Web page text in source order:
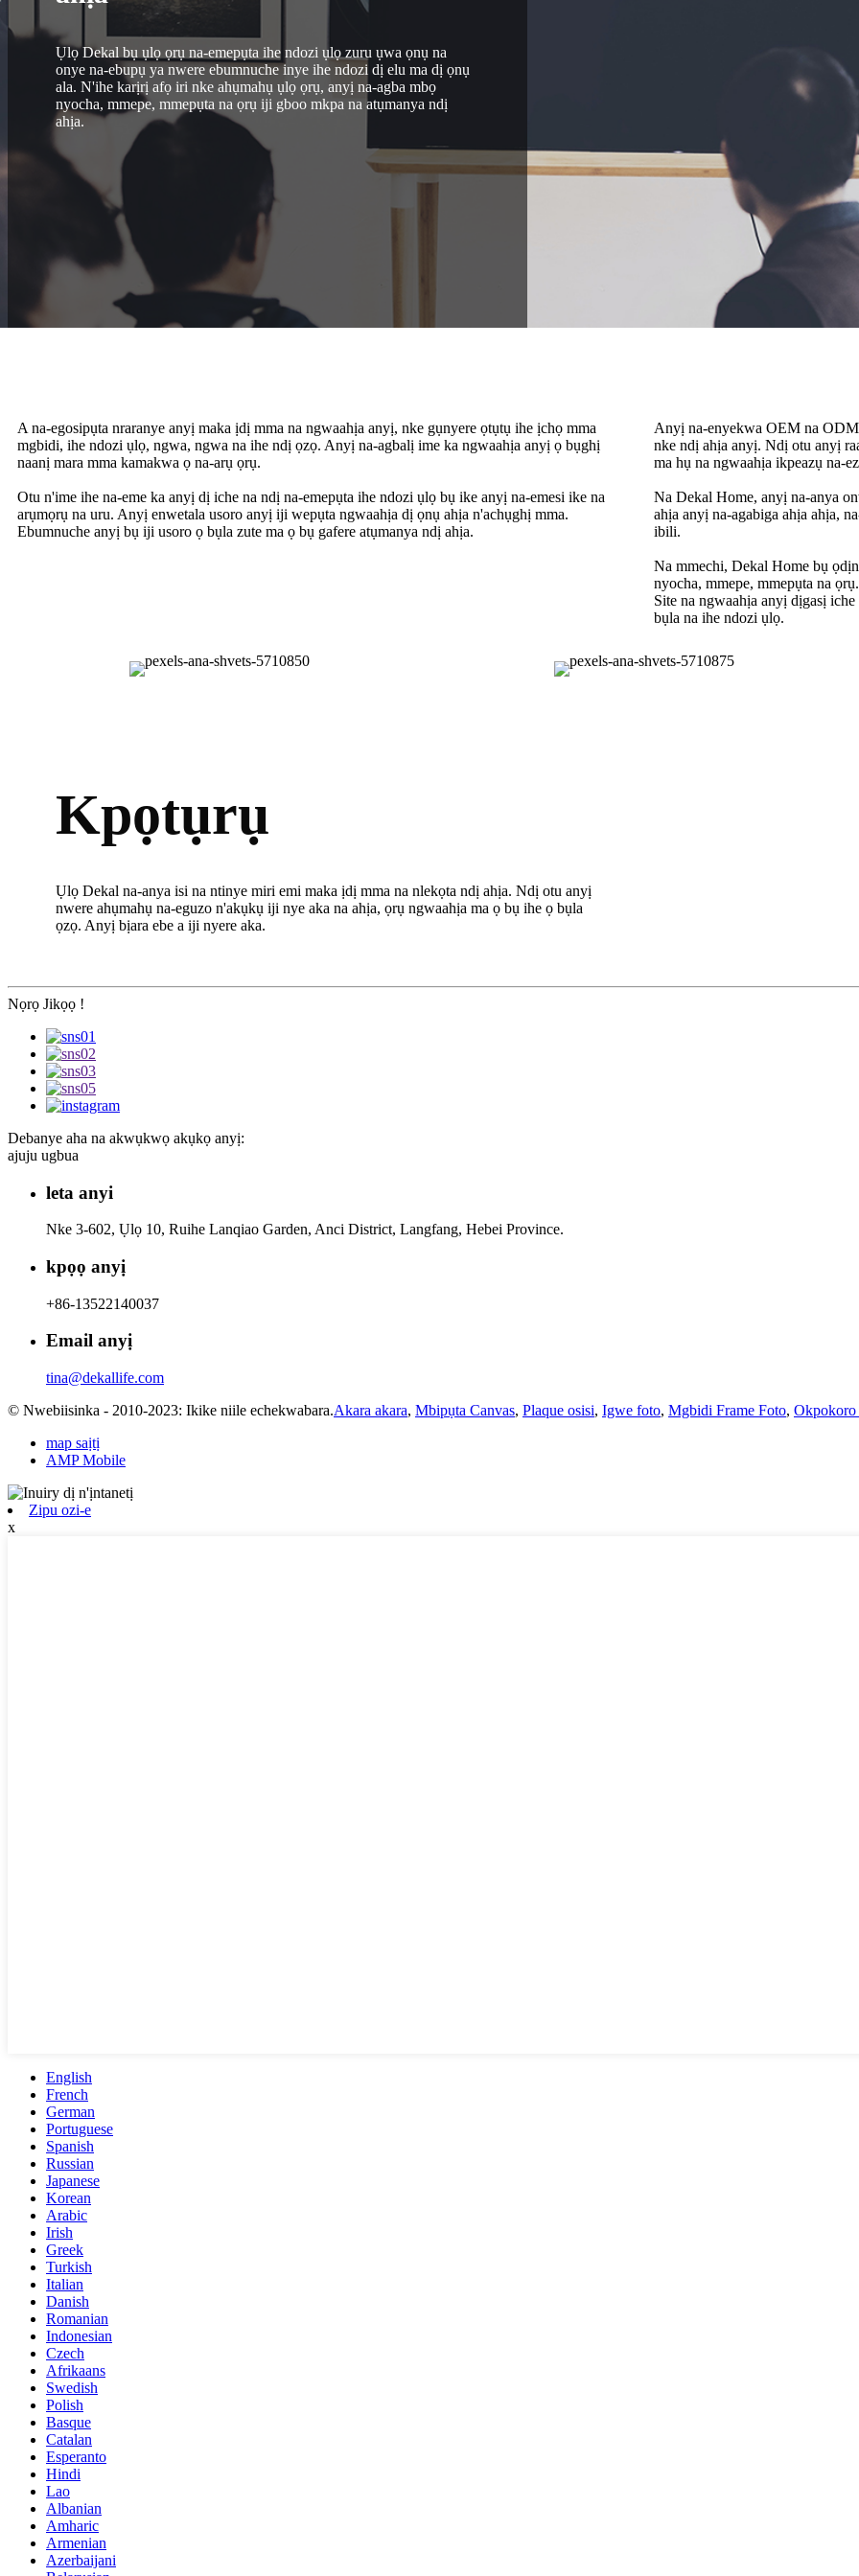
Ụlọ Dekal bụ ụlọ ọrụ na-emepụta ihe ndozi ụlọ zuru ụwa ọnụ na
onye na-ebupụ ya nwere ebumnuche inye ihe ndozi dị elu ma dị ọnụ
ala. N'ihe karịrị afọ iri nke ahụmahụ ụlọ ọrụ, anyị na-agba mbọ
nyocha, mmepe, mmepụta na ọrụ iji gboo mkpa na atụmanya ndị
ahịa.
A na-egosipụta nraranye anyị maka ịdị mma na ngwaahịa anyị, nke gụnyere ọtụtụ ihe ịchọ mma
mgbidi, ihe ndozi ụlọ, ngwa, ngwa na ihe ndị ọzọ. Anyị na-agbalị ime ka ngwaahịa anyị ọ bụghị
naanị mara mma kamakwa ọ na-arụ ọrụ.
Otu n'ime ihe na-eme ka anyị dị iche na ndị na-emepụta ihe ndozi ụlọ bụ ike anyị na-emesi ike na
arụmọrụ na uru. Anyị enwetala usoro anyị iji wepụta ngwaahịa dị ọnụ ahịa n'achụghị mma.
Ebumnuche anyị bụ iji usoro ọ bụla zute ma ọ bụ gafere atụmanya ndị ahịa.
Anyị na-enyekwa OEM na ODM
nke ndị ahịa anyị. Ndị otu anyị
ma hụ na ngwaahịa ikpeazụ na-
Na Dekal Home, anyị na-anya
ahịa anyị na-agabiga ahịa ahịa,
ibili.
Na mmechi, Dekal Home bụ
nyocha, mmepe, mmepụta na
Site na ngwaahịa anyị dịgasị
bụla na ihe ndozi ụlọ.
Kpọtụrụ
Ụlọ Dekal na-anya isi na ntinye miri emi maka ịdị mma na nlekọta ndị ahịa. Ndị otu anyị
nwere ahụmahụ na-eguzo n'akụkụ iji nye aka na ahịa, ọrụ ngwaahịa ma ọ bụ ihe ọ bụla
ọzọ. Anyị bịara ebe a iji nyere aka.
Nọrọ Jikọọ !
Debanye aha na akwụkwọ akụkọ anyị:
ajuju ugbua
leta anyi
Nke 3-602, Ụlọ 10, Ruihe Lanqiao Garden, Anci District, Langfang, Hebei Province.
kpọọ anyị
+86-13522140037
Email anyị
tina@dekallife.com
© Nwebiisinka - 2010-2023: Ikike niile echekwabara.Akara akara, Mbipụta Canvas, Plaque osisi, Igwe foto, Mgbidi Frame Foto,
map saịtị
AMP Mobile
Zipu ozi-e
x
English
French
German
Portuguese
Spanish
Russian
Japanese
Korean
Arabic
Irish
Greek
Turkish
Italian
Danish
Romanian
Indonesian
Czech
Afrikaans
Swedish
Polish
Basque
Catalan
Esperanto
Hindi
Lao
Albanian
Amharic
Armenian
Azerbaijani